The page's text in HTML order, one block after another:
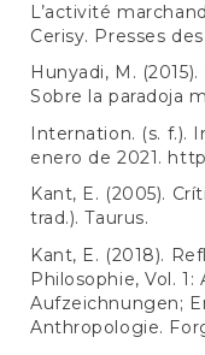
L’activité
Cerisy. Presses
Hunyadi, M.
Sobre la paradoja
Internation. (s. f.).
enero de 2021.
Kant, E. (2005).
trad.). Taurus.
Kant, E. (2018).
Philosophie, Vol.
Aufzeichnungen;
Anthropologie.